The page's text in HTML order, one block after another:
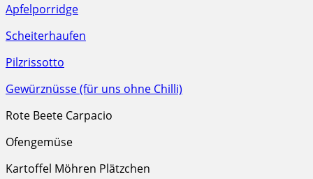
Apfelporridge
Scheiterhaufen
Pilzrissotto
Gewürznüsse (für uns ohne Chilli)
Rote Beete Carpacio
Ofengemüse
Kartoffel Möhren Plätzchen